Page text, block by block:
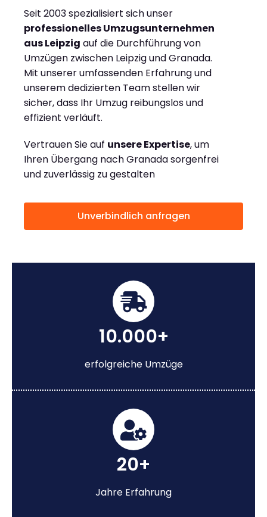
Seit 2003 spezialisiert sich unser
professionelles Umzugsunternehmen
aus Leipzig auf die Durchführung von
Umzügen zwischen Leipzig und Granada.
Mit unserer umfassenden Erfahrung und
unserem dedizierten Team stellen wir
sicher, dass Ihr Umzug reibungslos und
effizient verläuft.
Vertrauen Sie auf unsere Expertise, um
Ihren Übergang nach Granada sorgenfrei
und zuverlässig zu gestalten
Unverbindlich anfragen
10.000+
erfolgreiche Umzüge
20+
Jahre Erfahrung